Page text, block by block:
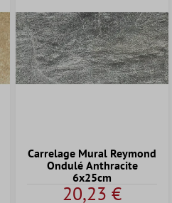
Carrelage Mural Reymond
Ondulé Anthracite
6x25cm
20,23 €